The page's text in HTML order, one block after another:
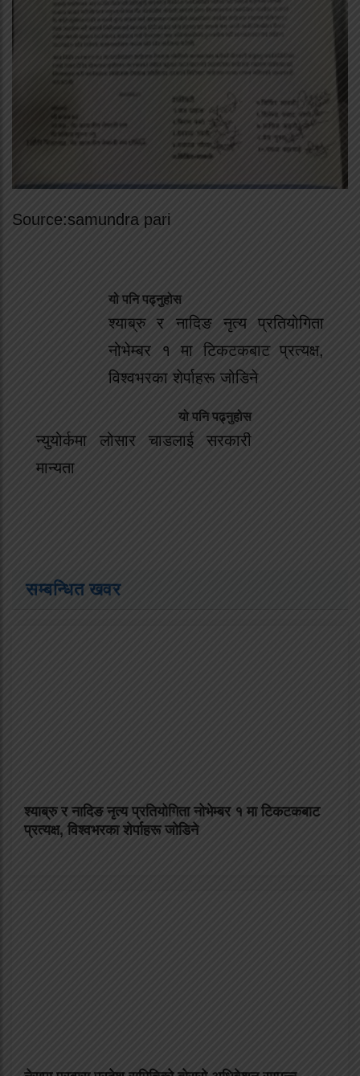
Source:samundra pari
यो पनि पढ्नुहोस
श्याब्रु र नादिङ नृत्य प्रतियोगिता
नोभेम्बर १ मा टिकटकबाट प्रत्यक्ष,
विश्वभरका शेर्पाहरू जोडिने
यो पनि पढ्नुहोस
न्युयोर्कमा लोसार चाडलाई सरकारी
मान्यता
सम्बन्धित खवर
श्याब्रु र नादिङ नृत्य प्रतियोगिता नोभेम्बर १ मा टिकटकबाट
प्रत्यक्ष, विश्वभरका शेर्पाहरू जोडिने